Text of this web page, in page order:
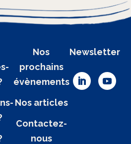
Nos
prochains
évènements
Nos articles
Contactez-
nous
Newsletter